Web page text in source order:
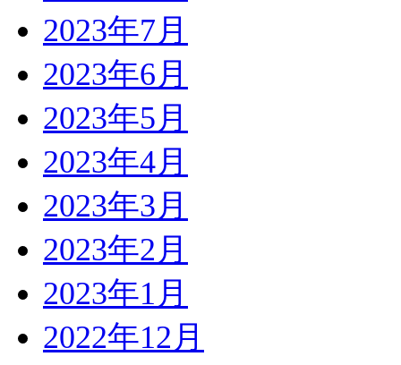
2023年7月
2023年6月
2023年5月
2023年4月
2023年3月
2023年2月
2023年1月
2022年12月